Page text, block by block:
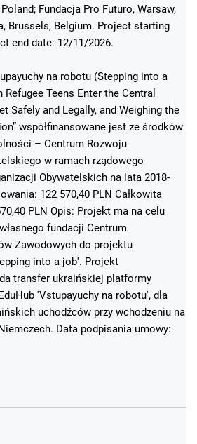
Fundacja Pro Futuro, Warsaw,
Brussels, Belgium. Project starting
end date: 12/11/2026.
na robotu (Stepping into a
Teens Enter the Central
Safely and Legally, and Weighing the
współfinansowane jest ze środków
– Centrum Rozwoju
w ramach rządowego
Obywatelskich na lata 2018-
122 570,40 PLN Całkowita
PLN Opis: Projekt ma na celu
fundacji Centrum
Zawodowych do projektu
into a job'. Projekt
transfer ukraińskiej platformy
'Vstupayuchy na robotu', dla
uchodźców przy wchodzeniu na
Data podpisania umowy: